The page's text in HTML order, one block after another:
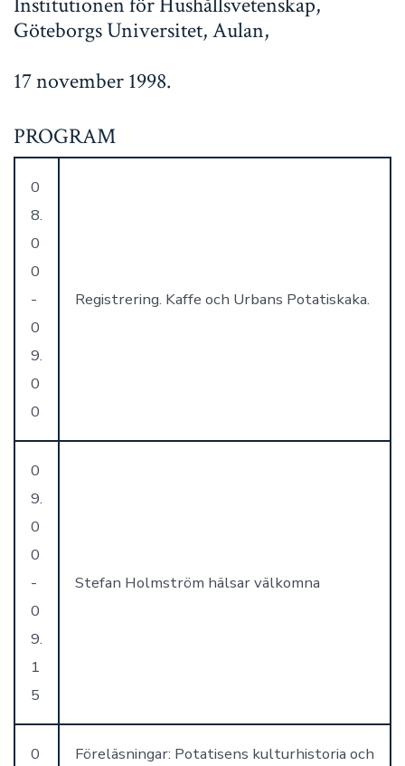
Institutionen för Hushållsvetenskap,
Göteborgs Universitet, Aulan,
17 november 1998.
PROGRAM
0
8.
0
0
-
0
9.
0
0
Registrering. Kaffe och Urbans Potatiskaka.
0
9.
0
0
-
0
9.
1
5
Stefan Holmström hälsar välkomna
0
Föreläsningar: Potatisens kulturhistoria och